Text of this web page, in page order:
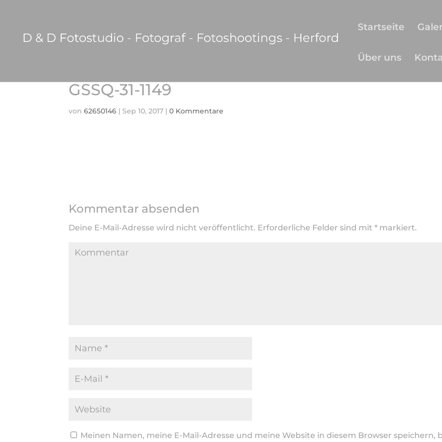
Startseite
Über uns
GSSQ-31-1149
von 62650146 | Sep 10, 2017 | 0 Kommentare
Kommentar absenden
Deine E-Mail-Adresse wird nicht veröffentlicht. Erforderliche Felder sind mit * markiert.
Meinen Namen, meine E-Mail-Adresse und meine Website in diesem Browser speichern,